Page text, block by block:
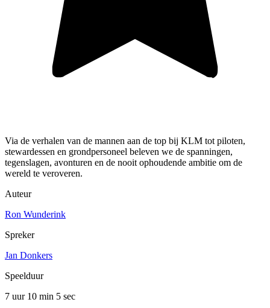
Via de verhalen van de mannen aan de top bij KLM tot piloten,
stewardessen en grondpersoneel beleven we de spanningen,
tegenslagen, avonturen en de nooit ophoudende ambitie om de
wereld te veroveren.
Auteur
Ron Wunderink
Spreker
Jan Donkers
Speelduur
7 uur 10 min 5 sec